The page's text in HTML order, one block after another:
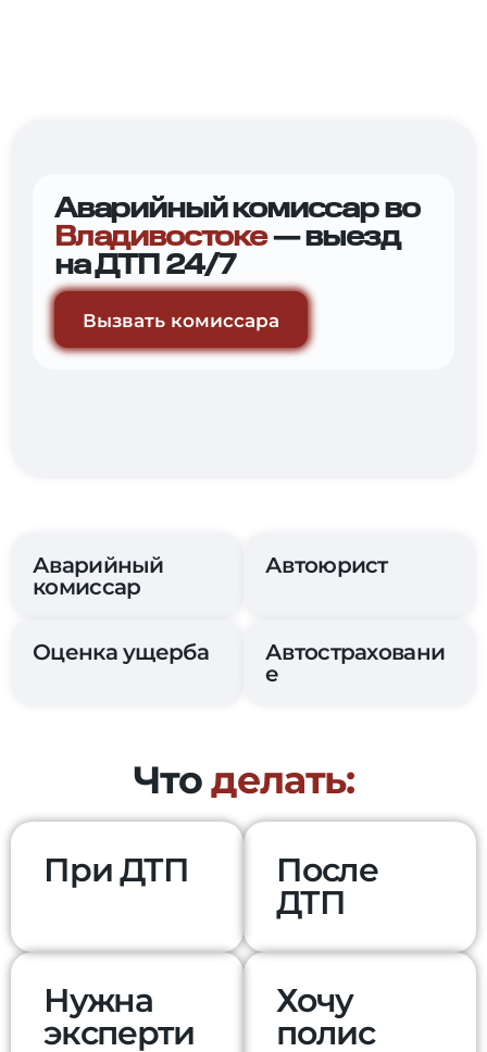
Аварийный комиссар во
Владивостоке— выезд
на ДТП 24/7
Вызвать комиссара
Аварийный
комиссар
Автоюрист
Оценка ущерба
Автостраховани
е
Чтоделать:
При ДТП
После
ДТП
Нужна
эксперти
Хочу
полис